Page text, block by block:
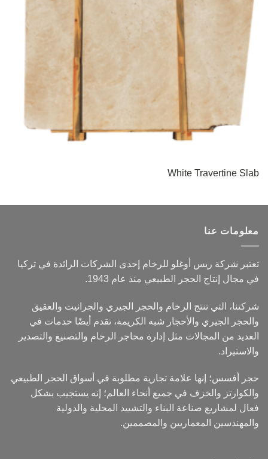
White Travertine Slab
معلومات عنا
تعتبر شركة ريس أوغلو للرخام إحدى الشركات الرائدة في تركيا
في مجال إنتاج الحجر الطبيعي منذ عام 1943.
شركتنا، التي تنتج الرخام والحجر الجيري والجرانيت والعقيق
والحجر الجيري والأحجار شبه الكريمة، تقدم أيضًا خدمات في
العديد من المجالات مثل إدارة محاجر الرخام والتصنيع والتصدير
والاستيراد.
حجر أفسس؛ إنها علامة تجارية مطلوبة في أسواق الحجر الطبيعي
والكوارتز والخزف في جميع أنحاء العالم؛ إنه يستجيب بشكل
فعال لمشاريع صناعة البناء والتشييد المحلية والدولية
والمهندسين المعماريين والمصممين.